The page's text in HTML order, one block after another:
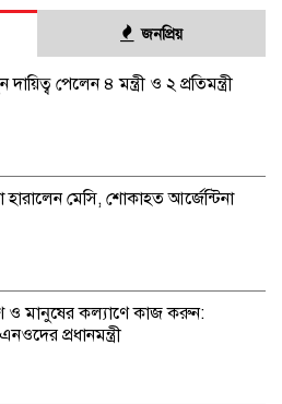
জনপ্রিয়
দায়িত্ব পেলেন ৪ মন্ত্রী ও ২ প্রতিমন্ত্রী
হারালেন মেসি, শোকাহত আর্জেন্টিনা
ও মানুষের কল্যাণে কাজ করুন:
প্রধানমন্ত্রী